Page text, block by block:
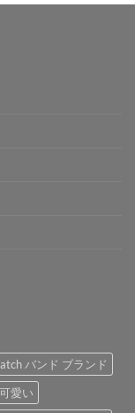
バンド ブランド
愛い